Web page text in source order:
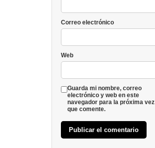
Correo electrónico
Web
Guarda mi nombre, correo
electrónico y web en este
navegador para la próxima vez
que comente.